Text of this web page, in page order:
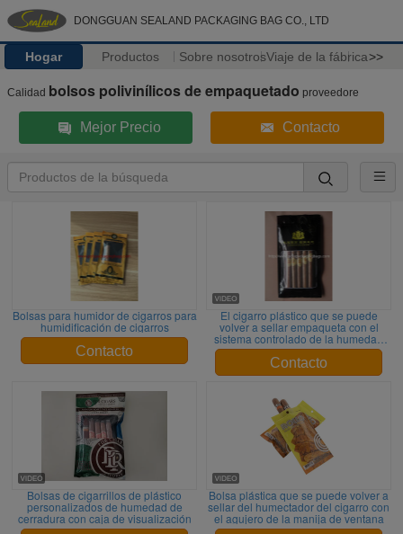
DONGGUAN SEALAND PACKAGING BAG CO., LTD
Hogar Productos Sobre nosotrosViaje de la fábrica>>
Calidad bolsos polivinílicos de empaquetado proveedore
Mejor Precio Contacto
Bolsas para humidor de cigarros para
humidificación de cigarros
Contacto
El cigarro plástico que se puede
volver a sellar empaqueta con el
sistema controlado de la humedad
para los cigarros de Nicaragua/los
cigarros de Dominica
Contacto
Bolsas de cigarrillos de plástico
personalizados de humedad de
cerradura con caja de visualización
Bolsa plástica que se puede volver a
sellar del humectador del cigarro con
el agujero de la manija de ventana